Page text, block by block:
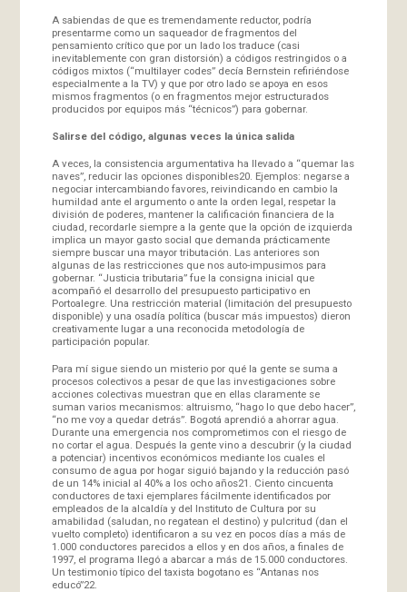
A sabiendas de que es tremendamente reductor, podría
presentarme como un saqueador de fragmentos del
pensamiento crítico que por un lado los traduce (casi
inevitablemente con gran distorsión) a códigos restringidos o a
códigos mixtos (“multilayer codes” decía Bernstein refiriéndose
especialmente a la TV) y que por otro lado se apoya en esos
mismos fragmentos (o en fragmentos mejor estructurados
producidos por equipos más “técnicos”) para gobernar.
Salirse del código, algunas veces la única salida
A veces, la consistencia argumentativa ha llevado a “quemar las
naves”, reducir las opciones disponibles20. Ejemplos: negarse a
negociar intercambiando favores, reivindicando en cambio la
humildad ante el argumento o ante la orden legal, respetar la
división de poderes, mantener la calificación financiera de la
ciudad, recordarle siempre a la gente que la opción de izquierda
implica un mayor gasto social que demanda prácticamente
siempre buscar una mayor tributación. Las anteriores son
algunas de las restricciones que nos auto-impusimos para
gobernar. “Justicia tributaria” fue la consigna inicial que
acompañó el desarrollo del presupuesto participativo en
Portoalegre. Una restricción material (limitación del presupuesto
disponible) y una osadía política (buscar más impuestos) dieron
creativamente lugar a una reconocida metodología de
participación popular.
Para mí sigue siendo un misterio por qué la gente se suma a
procesos colectivos a pesar de que las investigaciones sobre
acciones colectivas muestran que en ellas claramente se
suman varios mecanismos: altruismo, “hago lo que debo hacer”,
“no me voy a quedar detrás”. Bogotá aprendió a ahorrar agua.
Durante una emergencia nos comprometimos con el riesgo de
no cortar el agua. Después la gente vino a descubrir (y la ciudad
a potenciar) incentivos económicos mediante los cuales el
consumo de agua por hogar siguió bajando y la reducción pasó
de un 14% inicial al 40% a los ocho años21. Ciento cincuenta
conductores de taxi ejemplares fácilmente identificados por
empleados de la alcaldía y del Instituto de Cultura por su
amabilidad (saludan, no regatean el destino) y pulcritud (dan el
vuelto completo) identificaron a su vez en pocos días a más de
1.000 conductores parecidos a ellos y en dos años, a finales de
1997, el programa llegó a abarcar a más de 15.000 conductores.
Un testimonio típico del taxista bogotano es “Antanas nos
educó”22.